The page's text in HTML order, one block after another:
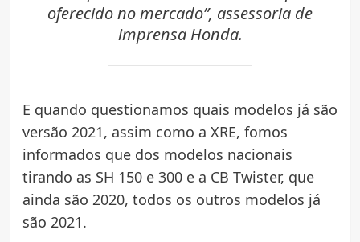
oferecido no mercado”, assessoria de
imprensa Honda.
E quando questionamos quais modelos já são
versão 2021, assim como a XRE, fomos
informados que dos modelos nacionais
tirando as SH 150 e 300 e a CB Twister, que
ainda são 2020, todos os outros modelos já
são 2021.